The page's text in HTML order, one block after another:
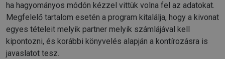
ha hagyományos módón kézzel vittük volna fel az adatokat.
Megfelelő tartalom esetén a program kitalálja, hogy a kivonat
egyes tételeit melyik partner melyik számlájával kell
kipontozni, és korábbi könyvelés alapján a kontírozásra is
javaslatot tesz.